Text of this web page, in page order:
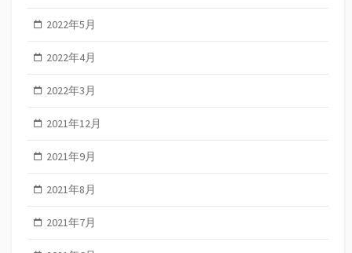
2022年5月
2022年4月
2022年3月
2021年12月
2021年9月
2021年8月
2021年7月